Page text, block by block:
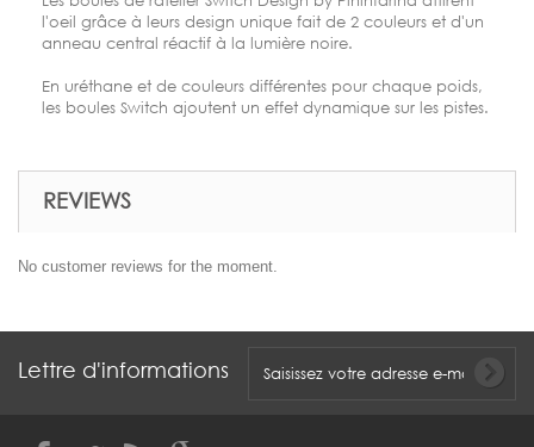
l'oeil grâce à leurs design unique fait de 2 couleurs et d'un
anneau central réactif à la lumière noire.
En uréthane et de couleurs différentes pour chaque poids,
les boules Switch ajoutent un effet dynamique sur les pistes.
REVIEWS
No customer reviews for the moment.
Lettre d'informations